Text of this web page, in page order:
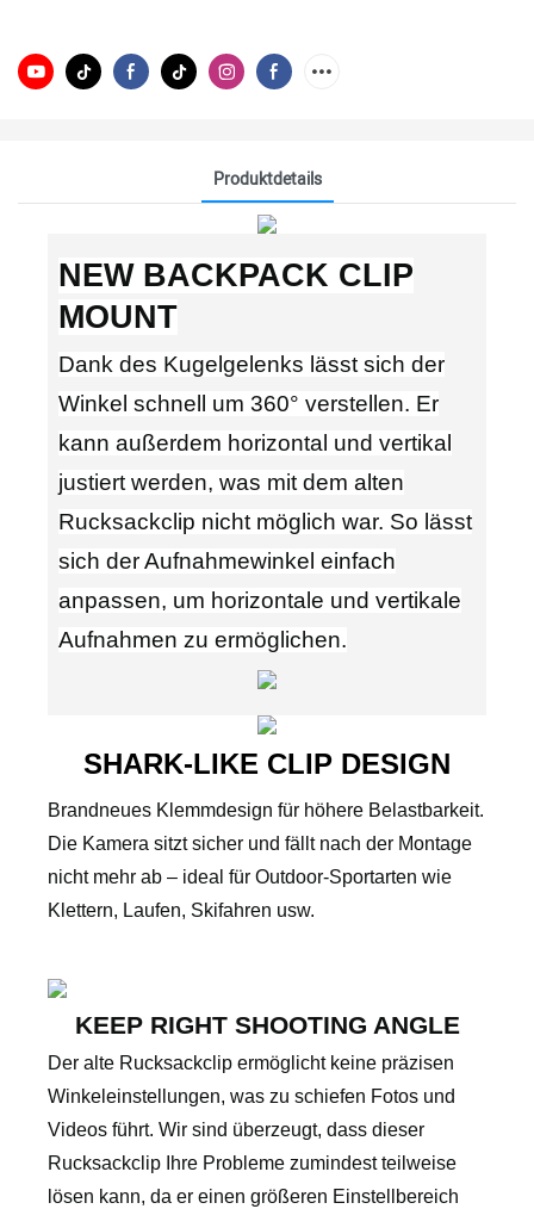
Produktdetails
NEW BACKPACK CLIP
MOUNT
Dank des Kugelgelenks lässt sich der
Winkel schnell um 360° verstellen. Er
kann außerdem horizontal und vertikal
justiert werden, was mit dem alten
Rucksackclip nicht möglich war. So lässt
sich der Aufnahmewinkel einfach
anpassen, um horizontale und vertikale
Aufnahmen zu ermöglichen.
SHARK-LIKE CLIP DESIGN
Brandneues Klemmdesign für höhere Belastbarkeit.
Die Kamera sitzt sicher und fällt nach der Montage
nicht mehr ab – ideal für Outdoor-Sportarten wie
Klettern, Laufen, Skifahren usw.
KEEP RIGHT SHOOTING ANGLE
Der alte Rucksackclip ermöglicht keine präzisen
Winkeleinstellungen, was zu schiefen Fotos und
Videos führt. Wir sind überzeugt, dass dieser
Rucksackclip Ihre Probleme zumindest teilweise
lösen kann, da er einen größeren Einstellbereich